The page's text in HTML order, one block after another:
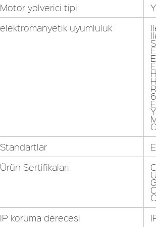
Motor yolverici tipi
elektromanyetik uyumluluk
Standartlar
Ürün Sertifikaları
IP koruma derecesi